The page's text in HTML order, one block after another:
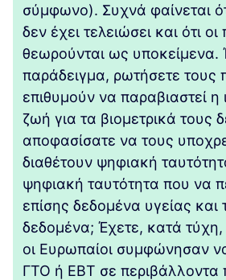
σύμφωνο). Συχνά φαίνεται
δεν έχει τελειώσει και ότι οι
θεωρούνται ως υποκείμενα.
παράδειγμα, ρωτήσετε τους
επιθυμούν να παραβιαστεί η
ζωή για τα βιομετρικά τους
αποφασίσατε να τους
διαθέτουν ψηφιακή
ψηφιακή ταυτότητα που να
επίσης δεδομένα υγείας και
δεδομένα; Έχετε, κατά
οι Ευρωπαίοι συμφώνησαν
ΓΤΟ ή ΕΒΤ σε περιβάλλοντα